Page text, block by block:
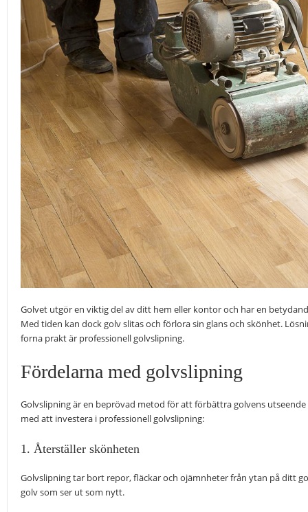
Golvet utgör en viktig del av ditt hem eller kontor och har en
Med tiden kan dock golv slitas och förlora sin glans och skönhet.
forna prakt är professionell golvslipning.
Fördelarna med golvslipning
Golvslipning är en beprövad metod för att förbättra golvens
med att investera i professionell golvslipning:
1. Återställer skönheten
Golvslipning tar bort repor, fläckar och ojämnheter från ytan på ditt
golv som ser ut som nytt.